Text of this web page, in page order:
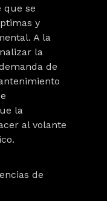
que se
y
A la
la
de
la
al volante
de